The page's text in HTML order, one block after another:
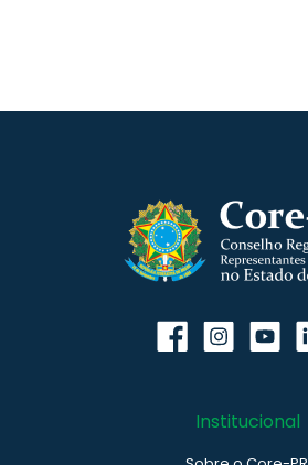
Institucional